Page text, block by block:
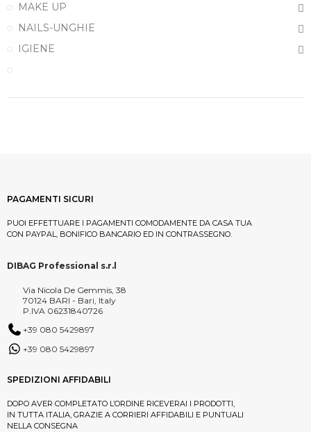
MAKE UP
NAILS-UNGHIE
IGIENE
PAGAMENTI SICURI
PUOI EFFETTUARE I PAGAMENTI COMODAMENTE DA CASA TUA
CON PAYPAL, BONIFICO BANCARIO ED IN CONTRASSEGNO.
DIBAG Professional s.r.l
Via Nicola De Gemmis, 38
70124 BARI - Bari, Italy
P.IVA 06231840726
+39 080 5429897
+39 080 5429897
SPEDIZIONI AFFIDABILI
DOPO AVER COMPLETATO L’ORDINE RICEVERAI I PRODOTTI,
IN TUTTA ITALIA, GRAZIE A CORRIERI AFFIDABILI E PUNTUALI
NELLA CONSEGNA